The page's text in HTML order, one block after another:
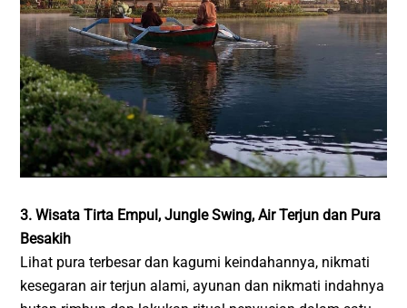
3. Wisata Tirta Empul, Jungle Swing, Air Terjun dan Pura
Besakih
Lihat pura terbesar dan kagumi keindahannya, nikmati
kesegaran air terjun alami, ayunan dan nikmati indahnya